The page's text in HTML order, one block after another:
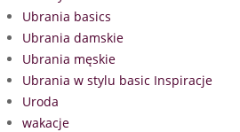
Ubrania basics
Ubrania damskie
Ubrania męskie
Ubrania w stylu basic Inspiracje
Uroda
wakacje